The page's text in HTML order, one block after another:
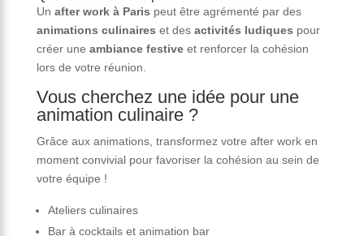
Un after work à Paris peut être agrémenté par des
animations culinaires et des activités ludiques pour
créer une ambiance festiveet renforcer la cohésion
lors de votre réunion.
Vous cherchez une idée pour une
animation culinaire ?
Grâce aux animations, transformez votre after work en
moment convivial pour favoriser la cohésion au sein de
votre équipe !
Ateliers culinaires
Bar à cocktails et animation bar